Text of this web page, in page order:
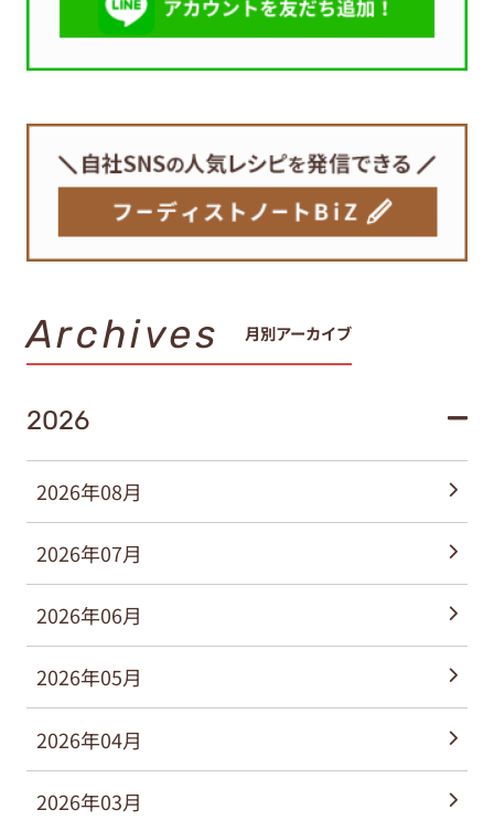
Archives 月別アーカイブ
2026
2026年08月
2026年07月
2026年06月
2026年05月
2026年04月
2026年03月